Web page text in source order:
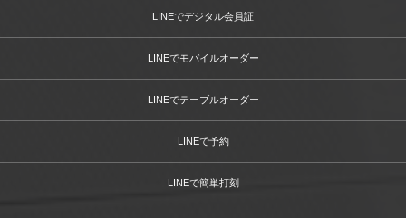
LINEでデジタル会員証
LINEでモバイルオーダー
LINEでテーブルオーダー
LINEで予約
LINEで簡単打刻